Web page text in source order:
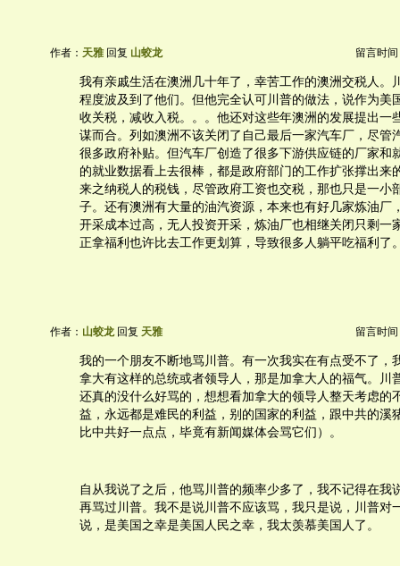
作者： 天雅 回复 山蛟龙 留言时间
我有亲戚生活在澳洲几十年了，幸苦工作的澳洲交税人。
程度波及到了他们。但他完全认可川普的做法，说作为美
收关税，减收入税。。。他还对这些年澳洲的发展提出一
谋而合。列如澳洲不该关闭了自己最后一家汽车厂，尽管
很多政府补贴。但汽车厂创造了很多下游供应链的厂家和
的就业数据看上去很棒，都是政府部门的工作扩张撑出来
来之纳税人的税钱，尽管政府工资也交税，那也只是一小
子。还有澳洲有大量的油汽资源，本来也有好几家炼油厂
开采成本过高，无人投资开采，炼油厂也相继关闭只剩一
正拿福利也许比去工作更划算，导致很多人躺平吃福利了
作者： 山蛟龙回复 天雅 留言时间
我的一个朋友不断地骂川普。有一次我实在有点受不了，
拿大有这样的总统或者领导人，那是加拿大人的福气。川
还真的没什么好骂的，想想看加拿大的领导人整天考虑的
益，永远都是难民的利益，别的国家的利益，跟中共的溪
比中共好一点点，毕竟有新闻媒体会骂它们）。
自从我说了之后，他骂川普的频率少多了，我不记得在我
再骂过川普。我不是说川普不应该骂，我只是说，川普对
说，是美国之幸是美国人民之幸，我太羡慕美国人了。